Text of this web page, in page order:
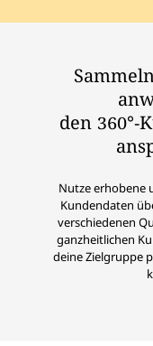
den 360°-
Nutze erhobene
Kundendaten
verschiedenen
ganzheitlichen
deine Zielgruppe